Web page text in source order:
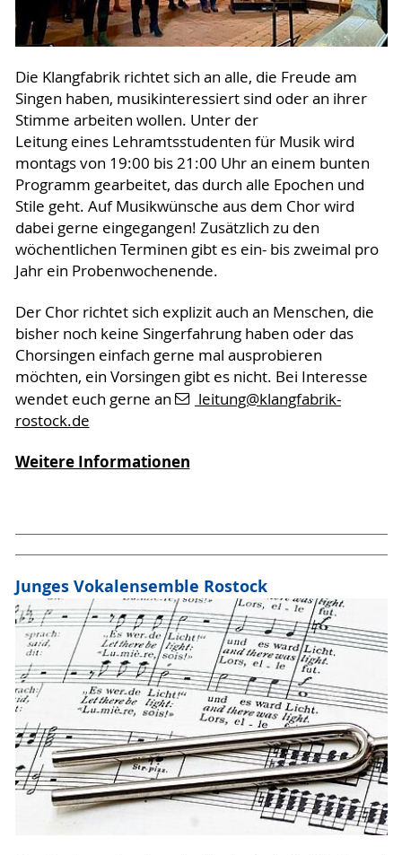
Die Klangfabrik richtet sich an alle, die Freude am
Singen haben, musikinteressiert sind oder an ihrer
Stimme arbeiten wollen. Unter der
Leitung eines Lehramtsstudenten für Musik wird
montags von 19:00 bis 21:00 Uhr an einem bunten
Programm gearbeitet, das durch alle Epochen und
Stile geht. Auf Musikwünsche aus dem Chor wird
dabei gerne eingegangen! Zusätzlich zu den
wöchentlichen Terminen gibt es ein- bis zweimal pro
Jahr ein Probenwochenende.
Der Chor richtet sich explizit auch an Menschen, die
bisher noch keine Singerfahrung haben oder das
Chorsingen einfach gerne mal ausprobieren
möchten, ein Vorsingen gibt es nicht. Bei Interesse
wendet euch gerne an
leitung@klangfabrik-
rostock.de
Weitere Informationen
Junges Vokalensemble Rostock